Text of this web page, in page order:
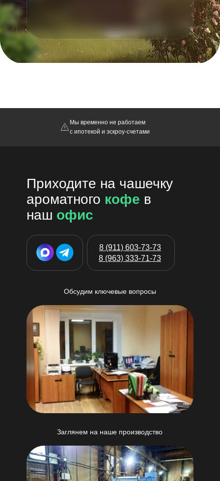
Мы временно не работаем
с ипотекой и эскроу-счетами
Приходите на чашечку
ароматного кофе в
наш офис
Обсудим ключевые вопросы
Заглянем на наше производство
8 (911) 603-73-73
8 (963) 333-71-73